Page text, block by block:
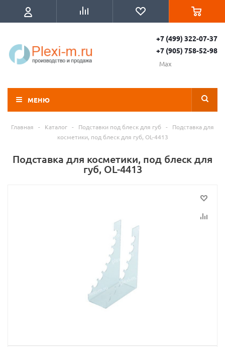
+7 (499) 322-07-37
+7 (905) 758-52-98
Max
МЕНЮ
Главная - Каталог - Подставки под блеск для губ -
Подставка для
косметики, под блеск для губ, OL-4413
Подставка для косметики, под блеск для
губ, OL-4413